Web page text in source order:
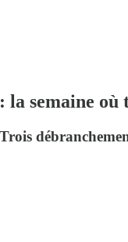
semaine où